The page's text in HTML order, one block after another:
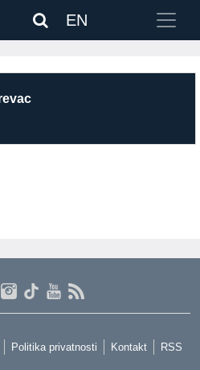
EN
Politika privatnosti Kontakt RSS